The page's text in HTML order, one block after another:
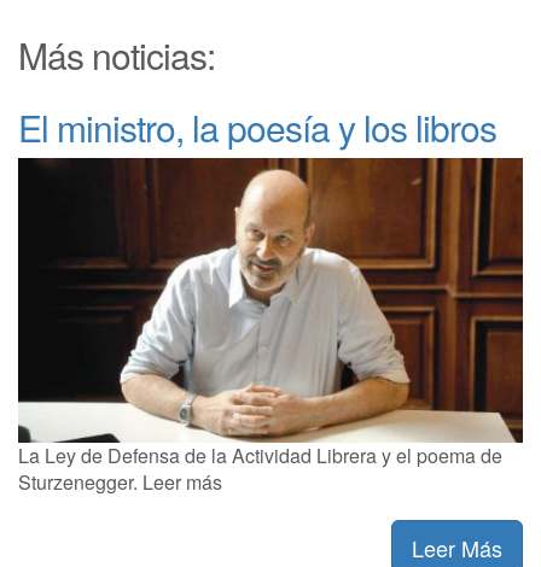
Más noticias:
El ministro, la poesía y los libros
La Ley de Defensa de la Actividad Librera y el poema de
Sturzenegger. Leer más
Leer Más